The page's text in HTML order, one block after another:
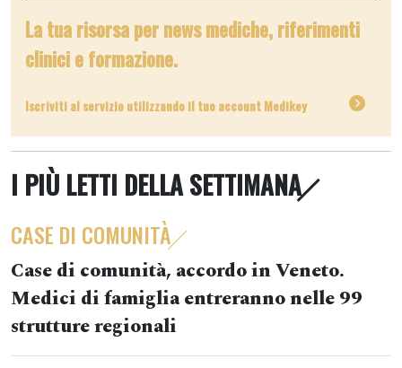
La tua risorsa per news mediche, riferimenti
clinici e formazione.
Iscriviti al servizio utilizzando il tuo account Medikey
I PIÙ LETTI DELLA SETTIMANA
CASE DI COMUNITÀ
Case di comunità, accordo in Veneto.
Medici di famiglia entreranno nelle 99
strutture regionali